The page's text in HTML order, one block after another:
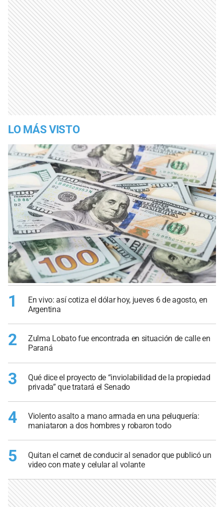
LO MÁS VISTO
1
En vivo: así cotiza el dólar hoy, jueves 6 de agosto, en
Argentina
2
Zulma Lobato fue encontrada en situación de calle en
Paraná
3
Qué dice el proyecto de “inviolabilidad de la propiedad
privada” que tratará el Senado
4
Violento asalto a mano armada en una peluquería:
maniataron a dos hombres y robaron todo
5
Quitan el carnet de conducir al senador que publicó un
video con mate y celular al volante